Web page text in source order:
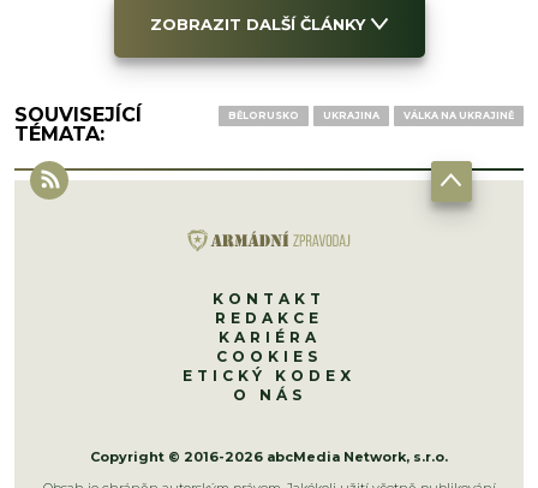
ZOBRAZIT DALŠÍ ČLÁNKY
SOUVISEJÍCÍ
TÉMATA:
BĚLORUSKO UKRAJINA VÁLKA NA UKRAJINĚ
KONTAKT
REDAKCE
KARIÉRA
COOKIES
ETICKÝ KODEX
O NÁS
Copyright © 2016-2026 abcMedia Network, s.r.o.